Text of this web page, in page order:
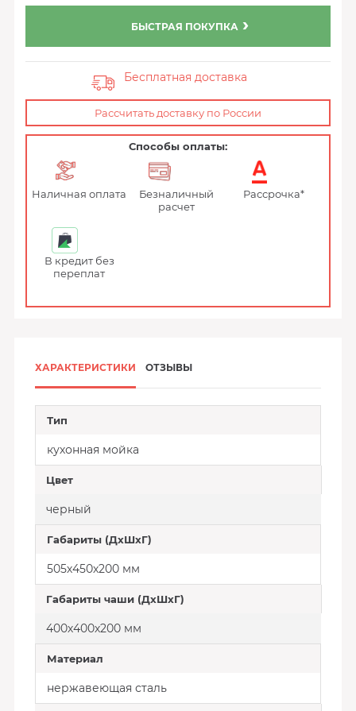
БЫСТРАЯ ПОКУПКА
Бесплатная доставка
Рассчитать доставку по России
Способы оплаты:
Наличная оплата
Безналичный
расчет
Рассрочка*
В кредит без
переплат
ХАРАКТЕРИСТИКИ ОТЗЫВЫ
Тип
кухонная мойка
Цвет
черный
Габариты (ДхШхГ)
505х450х200 мм
Габариты чаши (ДхШхГ)
400х400х200 мм
Материал
нержавеющая сталь